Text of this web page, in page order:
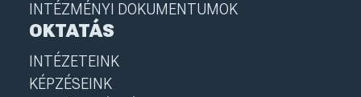
INTÉZMÉNYI DOKUMENTUMOK
OKTATÁS
INTÉZETEINK
KÉPZÉSEINK